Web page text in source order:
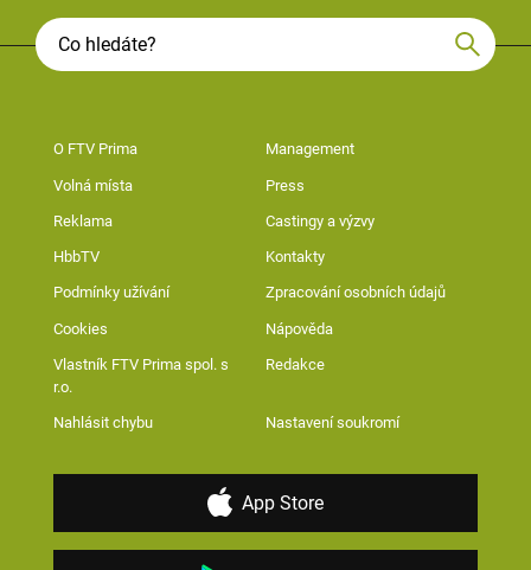
O FTV Prima Management
Volná místa Press
Reklama Castingy a výzvy
HbbTV Kontakty
Podmínky užívání Zpracování osobních údajů
Cookies Nápověda
Vlastník FTV Prima spol. s
r.o.
Redakce
Nahlásit chybu Nastavení soukromí
App Store